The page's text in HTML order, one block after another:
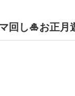
回し🎍お正月